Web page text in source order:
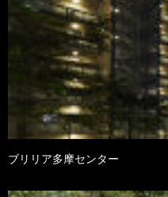
ブリリア多摩センター